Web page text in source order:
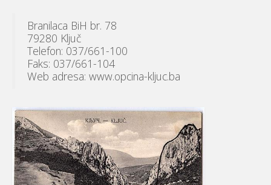
Branilaca BiH br. 78
79280 Ključ
Telefon: 037/661-100
Faks: 037/661-104
Web adresa: www.opcina-kljuc.ba